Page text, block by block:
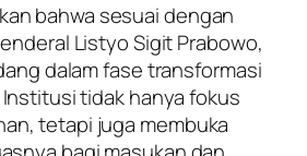
bahwa sesuai dengan
Listyo Sigit Prabowo,
dalam fase transformasi
tidak hanya fokus
tetapi juga membuka